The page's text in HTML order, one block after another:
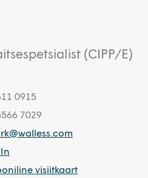
(CIPP/E)
0915
7029
visiitkaart